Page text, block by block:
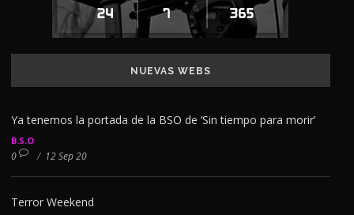
NUEVAS WEBS
Ya tenemos la portada de la BSO de ‘Sin tiempo para morir’
B.S.O
0 / 12 Sep 20
Terror Weekend